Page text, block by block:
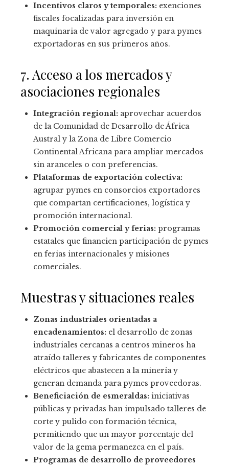
Incentivos claros y temporales: exenciones
fiscales focalizadas para inversión en
maquinaria de valor agregado y para pymes
exportadoras en sus primeros años.
7. Acceso a los mercados y
asociaciones regionales
Integración regional: aprovechar acuerdos
de la Comunidad de Desarrollo de África
Austral y la Zona de Libre Comercio
Continental Africana para ampliar mercados
sin aranceles o con preferencias.
Plataformas de exportación colectiva:
agrupar pymes en consorcios exportadores
que compartan certificaciones, logística y
promoción internacional.
Promoción comercial y ferias: programas
estatales que financien participación de pymes
en ferias internacionales y misiones
comerciales.
Muestras y situaciones reales
Zonas industriales orientadas a
encadenamientos: el desarrollo de zonas
industriales cercanas a centros mineros ha
atraído talleres y fabricantes de componentes
eléctricos que abastecen a la minería y
generan demanda para pymes proveedoras.
Beneficiación de esmeraldas: iniciativas
públicas y privadas han impulsado talleres de
corte y pulido con formación técnica,
permitiendo que un mayor porcentaje del
valor de la gema permanezca en el país.
Programas de desarrollo de proveedores